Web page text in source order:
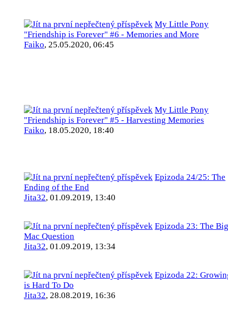
My Little Pony
"Friendship is Forever" #6 - Memories and More
Faiko, 25.05.2020, 06:45
My Little Pony
"Friendship is Forever" #5 - Harvesting Memories
Faiko, 18.05.2020, 18:40
Epizoda 24/25: The
Ending of the End
Jita32, 01.09.2019, 13:40
Epizoda 23: The Big
Mac Question
Jita32, 01.09.2019, 13:34
Epizoda 22:
is Hard To Do
Jita32, 28.08.2019, 16:36